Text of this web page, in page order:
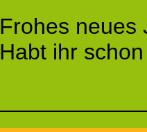
Frohes neues
Habt ihr